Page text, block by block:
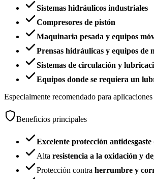
Sistemas hidráulicos industriales
Compresores de pistón
Maquinaria pesada y equipos
Prensas hidráulicas y equipos de
Sistemas de circulación y
Equipos donde se requiera un
Especialmente recomendado para aplicaciones
Beneficios principales
Excelente protección
Alta resistencia a la oxidación y
Protección contra herrumbre y